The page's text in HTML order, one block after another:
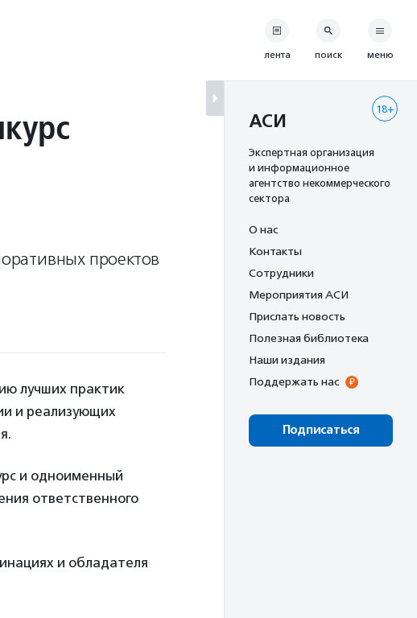
проектов
лучших практик
и реализующих
и одноименный
ответственного
и обладателя
лента поиск меню
18+
АСИ
Экспертная организация
и информационное
агентство некоммерческого
сектора
О нас
Контакты
Сотрудники
Мероприятия АСИ
Прислать новость
Полезная библиотека
Наши издания
Поддержать нас
Подписаться